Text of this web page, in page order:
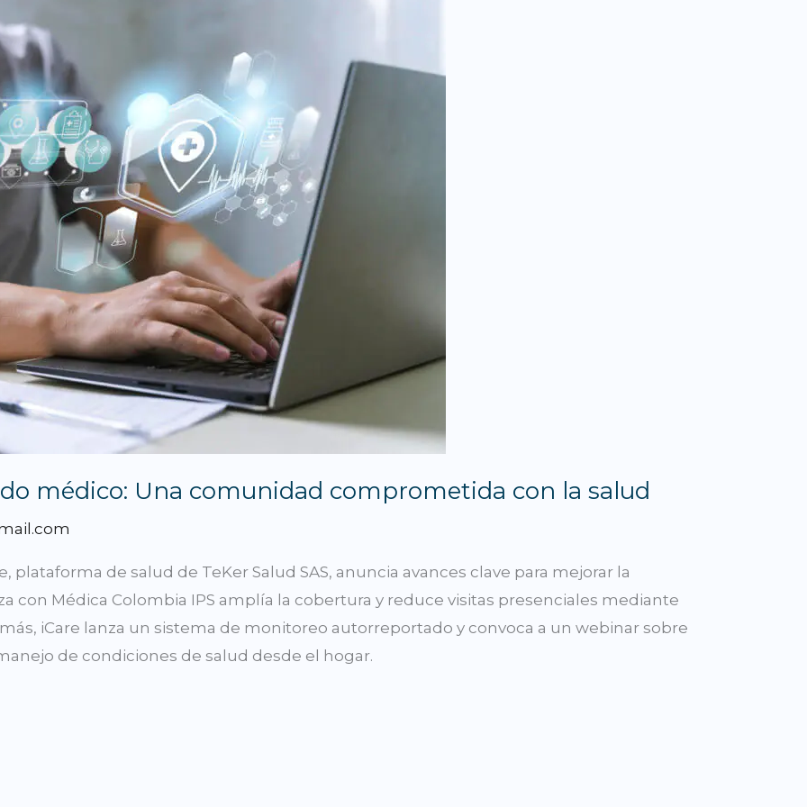
médico: Una comunidad comprometida con la salud
plataforma de salud de TeKer Salud SAS, anuncia avances clave para mejorar la
con Médica Colombia IPS amplía la cobertura y reduce visitas presenciales mediante
iCare lanza un sistema de monitoreo autorreportado y convoca a un webinar sobre
de condiciones de salud desde el hogar.